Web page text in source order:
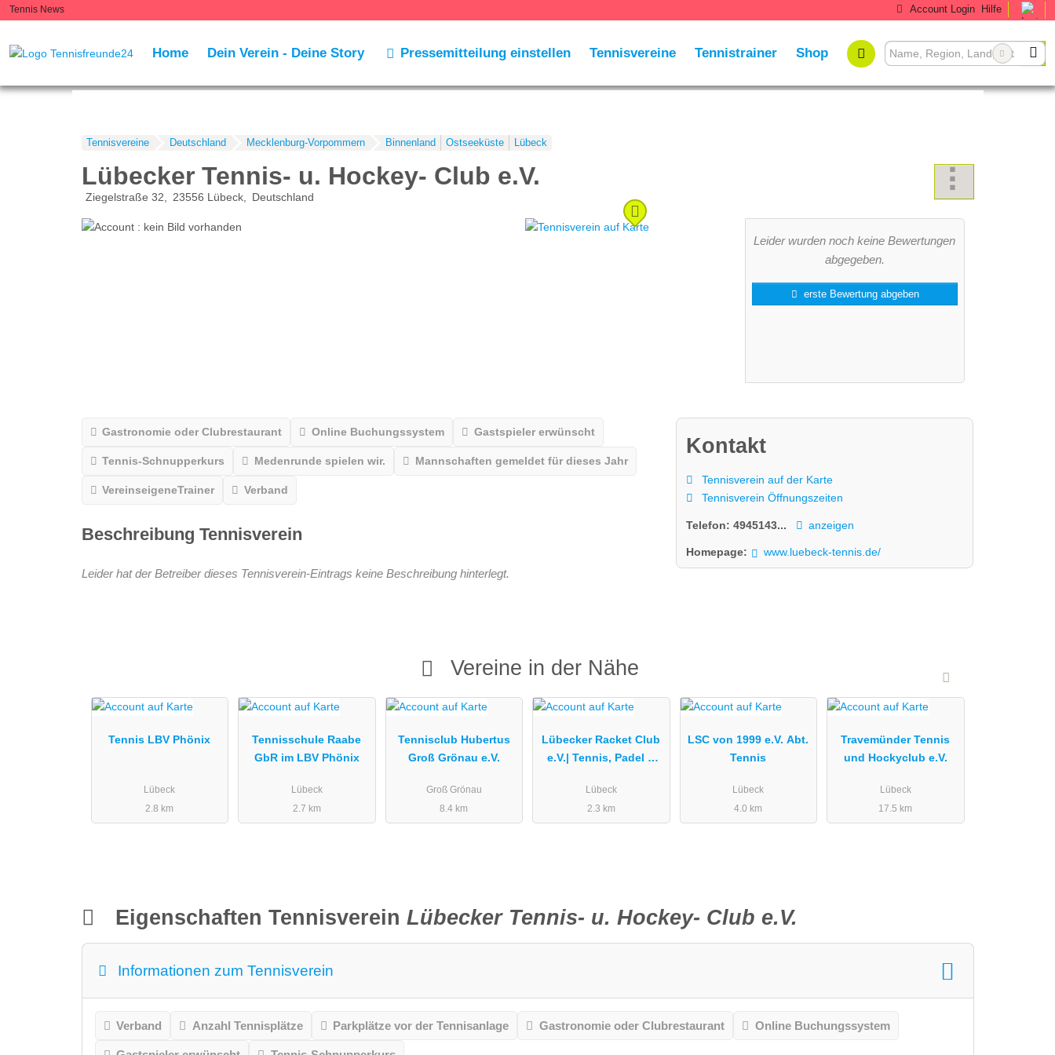
Tennis News Account Login Hilfe
Home Dein Verein - Deine Story Pressemitteilung einstellen Tennisvereine Tennistrainer Shop
Tennisvereine Deutschland Mecklenburg-Vorpommern Binnenland Ostseeküste Lübeck
Lübecker Tennis- u. Hockey- Club e.V.
Ziegelstraße 32 23556 Lübeck Deutschland
Leider wurden noch keine Bewertungen
abgegeben.
erste Bewertung abgeben
Gastronomie oder Clubrestaurant Online Buchungssystem Gastspieler erwünscht
Tennis-Schnupperkurs Medenrunde spielen wir. Mannschaften gemeldet für dieses Jahr
VereinseigeneTrainer Verband
Beschreibung Tennisverein
Leider hat der Betreiber dieses Tennisverein-Eintrags keine Beschreibung hinterlegt.
Kontakt
Tennisverein auf der Karte
Tennisverein Öffnungszeiten
Telefon:4945143... anzeigen
Homepage: www.luebeck-tennis.de/
Vereine in der Nähe
Tennis LBV Phönix
Lübeck
2.8 km
Tennisschule Raabe
GbR im LBV Phönix
Lübeck
2.7 km
Tennisclub Hubertus
Groß Grönau e.V.
Groß Grönau
8.4 km
Lübecker Racket Club
e.V.| Tennis, Padel &
Lübeck
2.3 km
LSC von 1999 e.V. Abt.
Tennis
Lübeck
4.0 km
Travemünder Tennis
und Hockyclub e.V.
Lübeck
17.5 km
Eigenschaften TennisvereinLübecker Tennis- u. Hockey- Club e.V.
Informationen zum Tennisverein
Verband Anzahl Tennisplätze Parkplätze vor der Tennisanlage Gastronomie oder Clubrestaurant Online Buchungssystem